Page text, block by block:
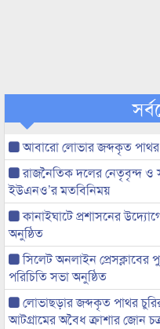
আবারো লোভার জব্দকৃত পাথর
রাজনৈতিক দলের নেতৃবৃন্দ ও
ইউএনও’র মতবিনিময়
কানাইঘাটে প্রশাসনের
অনুষ্ঠিত
সিলেট অনলাইন
পরিচিতি সভা অনুষ্ঠিত
লোভাছড়ার জব্দকৃত পাথর
আটগ্রামের অবৈধ ক্রাশার জোন